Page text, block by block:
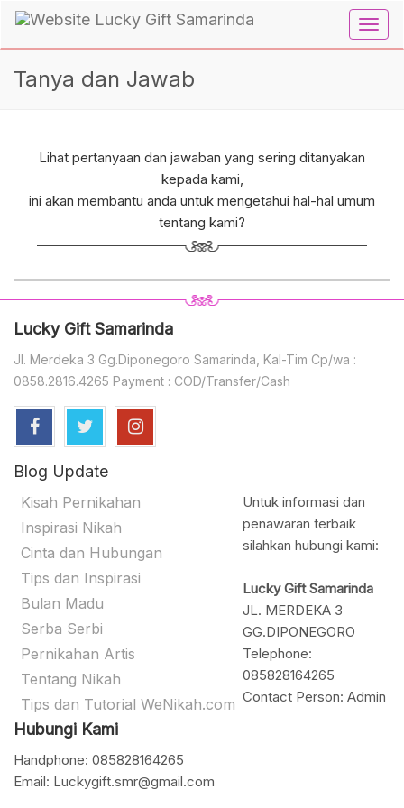
Tanya dan Jawab
Lihat pertanyaan dan jawaban yang sering ditanyakan
kepada kami,
ini akan membantu anda untuk mengetahui hal-hal umum
tentang kami?
Lucky Gift Samarinda
Jl. Merdeka 3 Gg.Diponegoro Samarinda, Kal-Tim Cp/wa :
0858.2816.4265 Payment : COD/Transfer/Cash
Blog Update
Kisah Pernikahan
Inspirasi Nikah
Cinta dan Hubungan
Tips dan Inspirasi
Bulan Madu
Serba Serbi
Pernikahan Artis
Tentang Nikah
Tips dan Tutorial WeNikah.com
Hubungi Kami
Untuk informasi dan
penawaran terbaik
silahkan hubungi kami:
Lucky Gift Samarinda
JL. MERDEKA 3
GG.DIPONEGORO
Telephone:
085828164265
Contact Person: Admin
Handphone: 085828164265
Email: Luckygift.smr@gmail.com